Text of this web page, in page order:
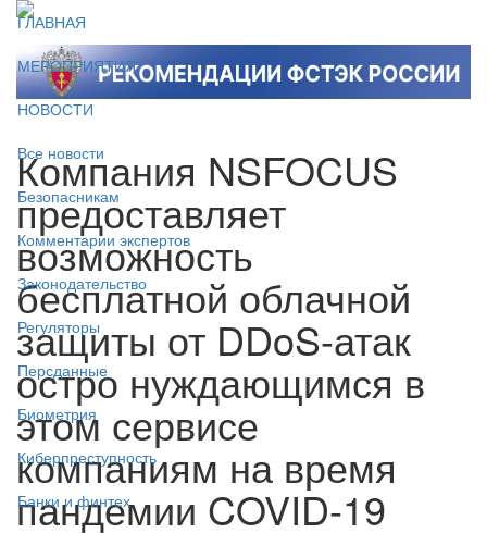
ГЛАВНАЯ
МЕРОПРИЯТИЯ
НОВОСТИ
Все новости
Безопасникам
Комментарии экспертов
Законодательство
Регуляторы
Персданные
Биометрия
Киберпреступность
Банки и финтех
Компания NSFOCUS
предоставляет
возможность
бесплатной облачной
защиты от DDoS-атак
остро нуждающимся в
этом сервисе
компаниям на время
пандемии COVID-19